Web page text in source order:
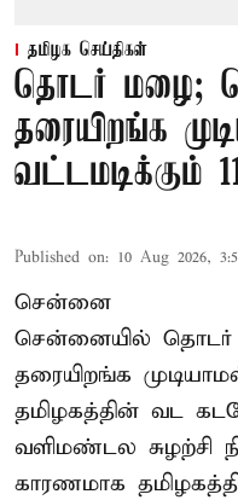
தமிழக செய்திகள்
தொடர் மழை;
தரையிறங்க
வட்டமடிக்கும்
Published on: 10 Aug 2026,
சென்னை
சென்னையில் தொடர்
தரையிறங்க
தமிழகத்தின் வட
வளிமண்டல சுழற்சி
காரணமாக